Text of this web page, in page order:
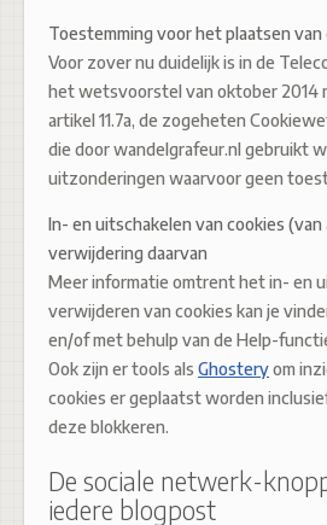
Toestemming voor het plaatsen van
Voor zover nu duidelijk is in de
het wetsvoorstel van oktober 2014
artikel 11.7a, de zogeheten
die door wandelgrafeur.nl gebruikt
uitzonderingen waarvoor geen
In- en uitschakelen van cookies
verwijdering daarvan
Meer informatie omtrent het in- en
verwijderen van cookies kan je
en/of met behulp van de Help-
Ook zijn er tools als Ghosteryom
cookies er geplaatst worden
deze blokkeren.
De sociale netwerk-
iedere blogpost